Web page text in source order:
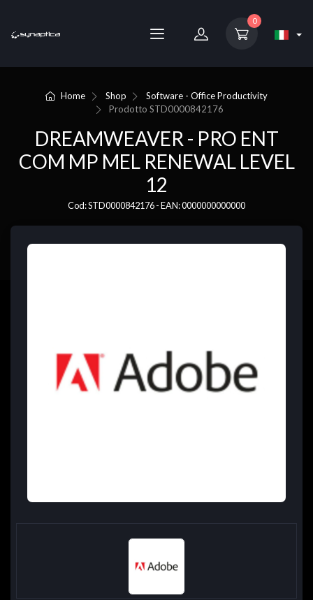
0
Home Shop
Software - Office Productivity
ProdottoSTD0000842176
DREAMWEAVER - PRO ENT
COM MP MEL RENEWAL LEVEL
12
Cod: STD0000842176 - EAN: 0000000000000